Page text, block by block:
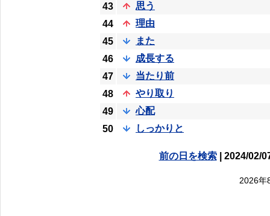
43
思う
44
理由
45
また
46
成長する
47
当たり前
48
やり取り
49
心配
50
しっかりと
前の日を検索| 2024/02/
2026年